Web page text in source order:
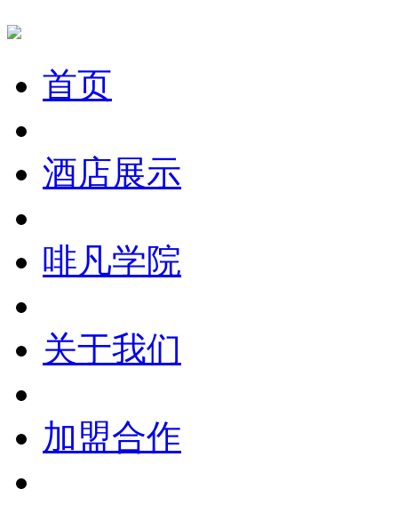
首页
酒店展示
啡凡学院
关于我们
加盟合作